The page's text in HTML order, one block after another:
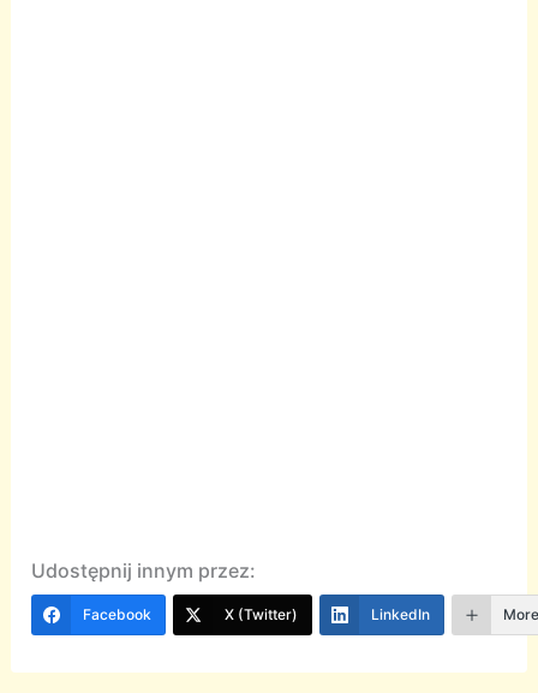
Udostępnij innym przez:
Facebook X (Twitter) LinkedIn